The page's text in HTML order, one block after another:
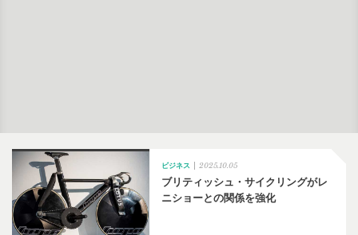
ビジネス 2025.10.05
ブリティッシュ・サイクリングがレ
ニショーとの関係を強化